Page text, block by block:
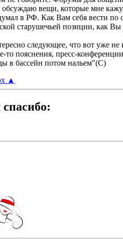
вещи, которые мне
в РФ. Как Вам себя вести
старушечьей позиции, как Вы
следующее, что вот уже
то пояснения, пресс-
в бассейн потом нальем"(С)
▲
cпасибо: